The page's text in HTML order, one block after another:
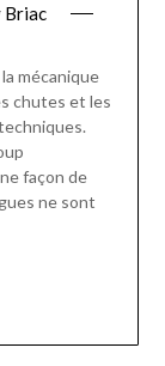
Briac
mécanique
chutes et les
façon de
ne sont